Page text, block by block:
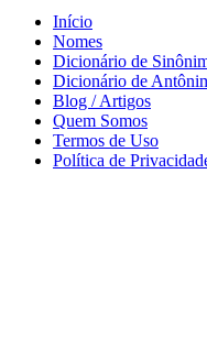
Início
Nomes
Dicionário de
Dicionário de
Blog / Artigos
Quem Somos
Termos de Uso
Política de